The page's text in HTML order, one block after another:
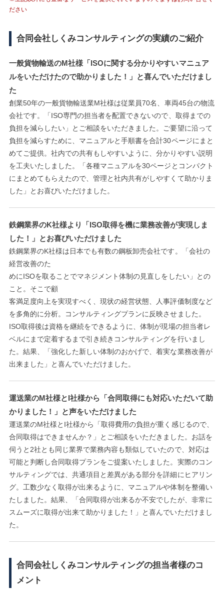
ださい
合同会社しくみコンサルティングの実績のご紹介
一般貨物輸送のM社様「ISOに関する分かりやすいマニュア
ルをいただけたので助かりました！」と喜んでいただけまし
た
創業50年の一般貨物輸送業M社様は従業員70名、車両45台の物流
会社です。「ISO専門の担当者を配置できないので、取得までの
負担を減らしたい」とご相談をいただきました。ご要望に沿って
負担を減らすために、マニュアルと手順書を合計30ページにまと
めてご提供。社内での共有もしやすいように、分かりやすい説明
を工夫いたしました。「各種マニュアルを30ページとコンパクト
にまとめてもらえたので、管理と社内共有がしやすくて助かりま
した」とお喜びいただけました。
鉄鋼業界のK社様より「ISO取得を機に業務改善が実現しま
した！」とお喜びいただけました
鉄鋼業界のK社様は日本でも有数の鋼板卸売会社です。「会社の
経営改善のた
めにISOを取ることでマネジメント体制の見直しをしたい」との
こと。そこで顧
客満足度向上を実現すべく、現状の経営状態、人事評価制度など
を多角的に分析。コンサルティングプランに反映させました。
ISO取得後は資格を継続をできるように、体制が現場の担当者レ
ベルにまで定着するまで引き続きコンサルティングを行いまし
た。結果、「強化した新しい体制のおかげで、着実な業務改善が
出来ました」と喜んでいただけました。
運送業のM社様とI社様から「合同取得にも対応いただいて助
かりました！」と声をいただけました
運送業のM社様とI社様から「取得費用の負担が重く感じるので、
合同取得はできませんか？」とご相談をいただきました。お話を
伺うと2社とも同じ業界で業務内容も類似していたので、対応は
可能と判断し合同取得プランをご提案いたしました。実際のコン
サルティングでは、共通項目と差異がある部分を詳細にヒアリン
グ。工数少なく取得が出来るように、マニュアルや体制を整備い
たしました。結果、「合同取得が出来るか不安でしたが、非常に
スムーズに取得が出来て助かりました！」と喜んでいただけまし
た。
合同会社しくみコンサルティングの担当者様のコ
メント